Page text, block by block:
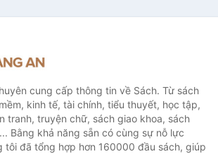
cung cấp thông tin về Sách. Từ sách
kinh tế, tài chính, tiểu thuyết, học tập,
tranh, truyện chữ, sách giao khoa, sách
Bằng khả năng sẵn có cùng sự nỗ lực
tôi đã tổng hợp hơn 160000 đầu sách, giúp